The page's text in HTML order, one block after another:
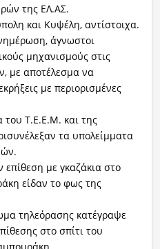
της ΕΛ.ΑΣ.
και Κυψέλη, αντίστοιχα.
άγνωστοι
μηχανισμούς στις
με αποτέλεσμα να
με περιορισμένες
του Τ.Ε.Ε.Μ. και της
τα υπολείμματα
επίθεση με γκαζάκια στο
είδαν το φως της
τηλεόρασης κατέγραψε
στο σπίτι του